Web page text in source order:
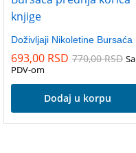
Doživljaji Nikoletine Bursaća
693,00 RSD 770,00RSD Sa
PDV-om
Dodaj u korpu